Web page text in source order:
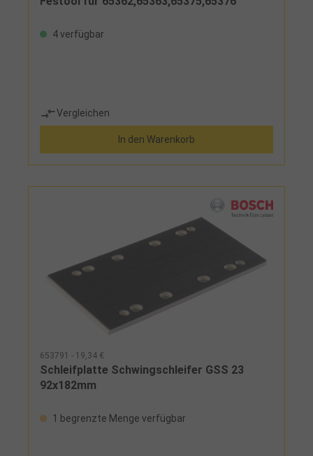
4 verfügbar
Vergleichen
In den Warenkorb
653791 - 19,34 €
Schleifplatte Schwingschleifer GSS 23
92x182mm
1 begrenzte Menge verfügbar